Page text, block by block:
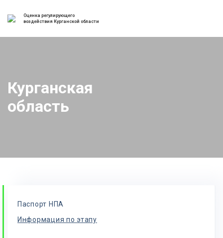
Оценка регулирующего
воздействия Курганской области
Курганская
область
Паспорт НПА
Информация по этапу